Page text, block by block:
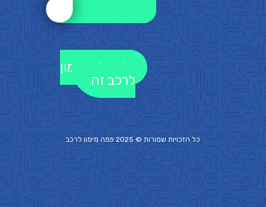
לקבלת מימון
לרכב זה
כל הזכויות שמורות © 2025 פמה מימון לרכב